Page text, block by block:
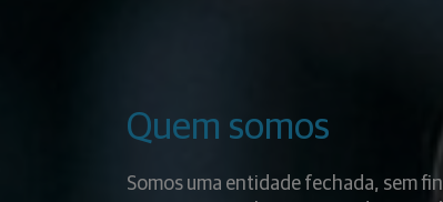
Quem somos
Somos uma entidade fechada, sem